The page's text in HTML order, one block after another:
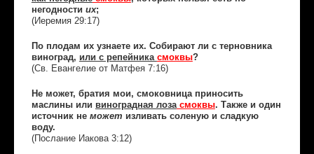
негодности их;
(Иеремия 29:17)
По плодам их узнаете их. Собирают ли с терновника
виноград, или с репейника смоквы?
(Св. Евангелие от Матфея 7:16)
Не может, братия мои, смоковница приносить
маслины или виноградная лозасмоквы. Также и один
источник не может изливать соленую и сладкую
воду.
(Послание Иакова 3:12)